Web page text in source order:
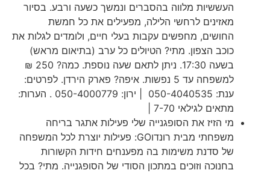
העששיות מלווה בהסברים ונמשך כשעה ורבע. בסיור
מאזינים לרחשי הלילה, מפעילים את כל חמשת
החושים, מחפשים עקבות בעלי חיים, ולומדים לגלות את
כוכב הצפון. מתי? הטיולים כל ערב (בתיאום מראש)
בשעה 17:30. ניתן לתאם שעה נוספת. כמה? 250 ₪
למשפחה עד 5 נפשות. איפה? פארק הירדן. לפרטים:
ענת: 050-4040535 | ירון: 050-4000779 . הערות:
מתאים לגילאי 7-70 |
מי הזיז את הסופגנייה שלי פעילות אתגר בריחה
משפחתי מבית רונדוGO: פעילות יוצרת לכל המשפחה
של סדנת משימות בה מפענחים חידות הקשורות
בחנוכה וזוכים במתכון הסודי של הסופגנייה. מתי? בכל